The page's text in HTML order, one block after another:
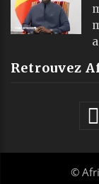
Retrouvez
©